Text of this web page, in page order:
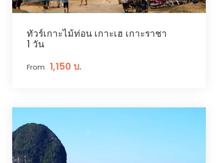
ทัวร์เกาะไม้ท่อน เกาะเฮ เกาะราชา
1 วัน
From 1,150 บ.